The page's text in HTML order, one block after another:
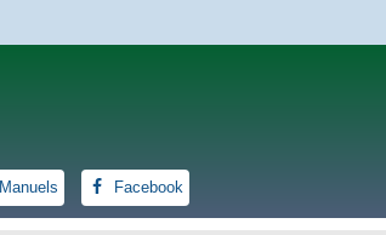
Manuels Facebook